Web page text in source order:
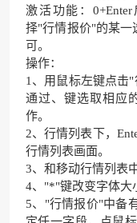
激活功能：
择"行情报价"的某一
可。
操作：
1、用鼠标左键点击
通过、键选取相应
作。
2、行情列表下，
行情列表画面。
3、和移动行情列表
4、"*"键改变字体大
5、"行情报价"中备